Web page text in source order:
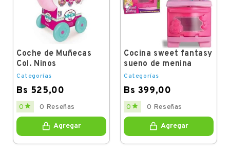
Coche de Muñecas
Col. Ninos
Categorías
Bs 525,00
Price
0  0 Reseñas
Agregar
Cocina sweet fantasy
sueno de menina
Categorías
Bs 399,00
Price
0  0 Reseñas
Agregar